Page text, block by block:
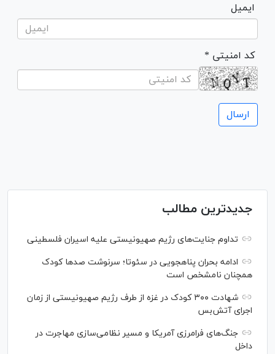
ایمیل
* کد امنیتی
جدیدترین مطالب
تداوم جنایت‌های رژیم صهیونیستی علیه اسیران فلسطینی
ادامه بحران پناهجویی در سئوتا؛ سرنوشت صدها کودک
همچنان نامشخص است
شهادت ۳۰۰ کودک در غزه از طرف رژیم صهیونیستی از زمان
اجرای آتش‌بس
جنگ‌های فرامرزی آمریکا و مسیر نظامی‌سازی مهاجرت در
داخل